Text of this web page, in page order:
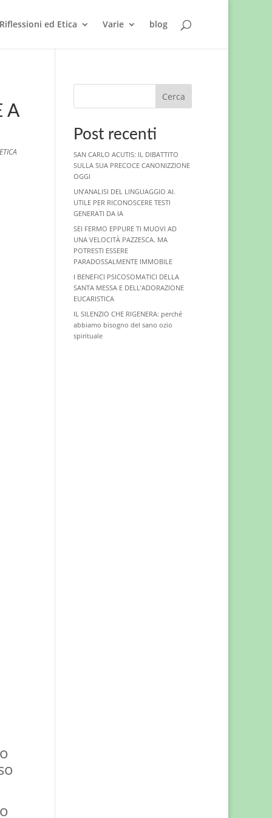
Riflessioni ed Etica Varie blog
A
Cerca
Post recenti
SAN CARLO ACUTIS: IL DIBATTITO
SULLA SUA PRECOCE CANONIZZIONE
OGGI
UN’ANALISI DEL LINGUAGGIO AI.
UTILE PER RICONOSCERE TESTI
GENERATI DA IA
SEI FERMO EPPURE TI MUOVI AD
UNA VELOCITÀ PAZZESCA. MA
POTRESTI ESSERE
PARADOSSALMENTE IMMOBILE
I BENEFICI PSICOSOMATICI DELLA
SANTA MESSA E DELL’ADORAZIONE
EUCARISTICA
IL SILENZIO CHE RIGENERA: perché
abbiamo bisogno del sano ozio
spirituale